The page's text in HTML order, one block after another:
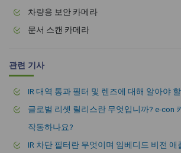
차량용 보안 카메라
문서 스캔 카메라
관련 기사
IR 대역 통과 필터 및 렌즈에 대해 알아야
글로벌 리셋 릴리스란 무엇입니까? e-con
작동하나요?
IR 차단 필터란 무엇이며 임베디드 비전